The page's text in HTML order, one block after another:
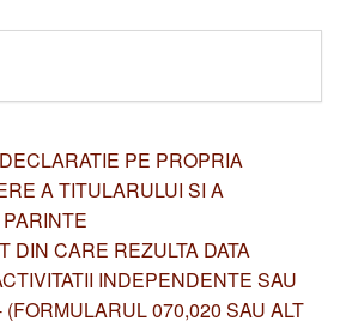
PE PROPRIA
A TITULARULUI SI A
DIN CARE REZULTA DATA
INDEPENDENTE SAU
(FORMULARUL 070,020 SAU ALT